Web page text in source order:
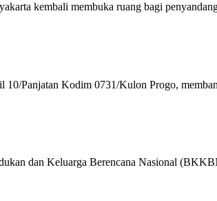
kembali membuka ruang bagi
10/Panjatan Kodim 0731/Kulon Progo,
dan Keluarga Berencana Nasional